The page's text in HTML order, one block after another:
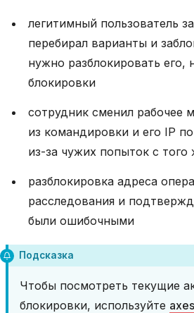
легитимный пользователь
перебирал варианты и
нужно разблокировать его,
блокировки
сотрудник сменил рабочее
из командировки и его IP
из-за чужих попыток с того
разблокировка адреса
расследования и
были ошибочными
Подсказка
Чтобы посмотреть текущие
блокировки, используйте